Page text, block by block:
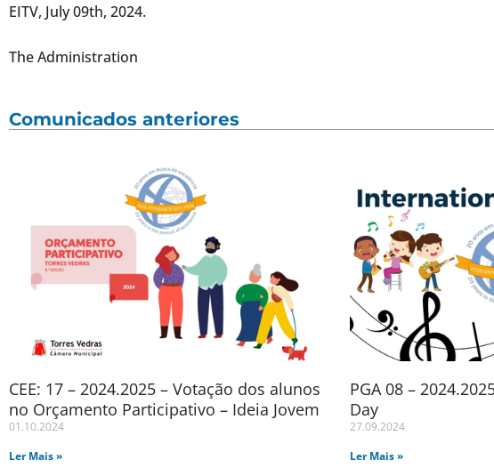
EITV, July 09th, 2024.
The Administration
Comunicados anteriores
CEE: 17 – 2024.2025 – Votação dos alunos
no Orçamento Participativo – Ideia Jovem
01.10.2024
Ler Mais »
PGA 08 –
Day
27.09.2024
Ler Mais »